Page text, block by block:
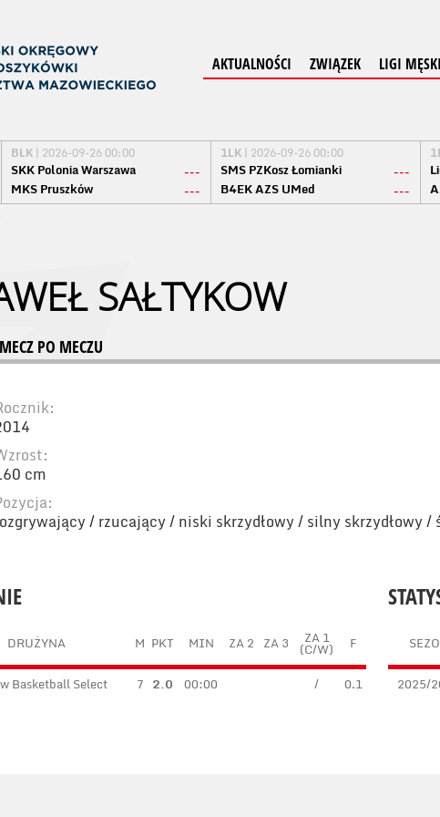
AKTUALNOŚCI ZWIĄZEK LIGI
BLK | 2026-09-26 00:00
SKK Polonia Warszawa
---
MKS Pruszków
---
1LK | 2026-09-26 00:00
SMS PZKosz Łomianki
---
B4EK AZS UMed
---
SAŁTYKOW
MECZ PO MECZU
cm
/ rzucający / niski skrzydłowy / silny skrzydłowy /
2025/
DRUŻYNA M PKT MIN ZA 2 ZA 3 ZA 1
(C/W) F
Basketball Select 7 2.0 00:00 / 0.1